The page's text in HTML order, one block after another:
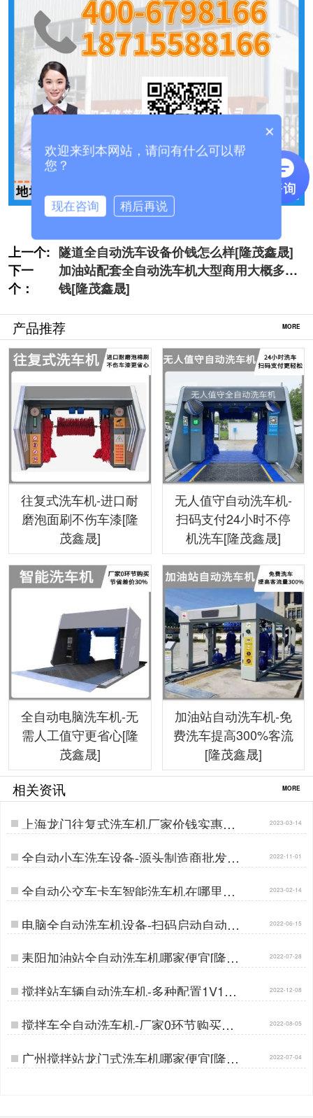
上一个: 隧道全自动洗车设备价钱怎么样[隆茂鑫晟]
下一
个：
加油站配套全自动洗车机大型商用大概多少
钱[隆茂鑫晟]
产品推荐 MORE
往复式洗车机-进口耐
磨泡面刷不伤车漆[隆
茂鑫晟]
无人值守自动洗车机-
扫码支付24小时不停
机洗车[隆茂鑫晟]
全自动电脑洗车机-无
需人工值守更省心[隆
茂鑫晟]
加油站自动洗车机-免
费洗车提高300%客流
[隆茂鑫晟]
相关资讯 MORE
上海龙门往复式洗车机厂家价钱实惠吗
[隆茂鑫晟]…
2023-03-14
全自动小车洗车设备-源头制造商批发价
[隆茂鑫晟]…
2022-11-01
全自动公交车卡车智能洗车机在哪里购
买[隆茂鑫晟]…
2023-02-14
电脑全自动洗车机设备-扫码启动自动清
洗[隆茂鑫晟]…
2022-06-15
耒阳加油站全自动洗车机哪家便宜[隆茂
鑫晟]…
2022-07-28
搅拌站车辆自动洗车机-多种配置1V1定
制[隆茂鑫晟]…
2022-12-08
搅拌车全自动洗车机-厂家0环节购买节
省差价30%[隆茂鑫晟]…
2022-08-05
广州搅拌站龙门式洗车机哪家便宜[隆茂
鑫晟]…
2022-07-04
×
欢迎来到本网站，请问有什么可以帮
您？
现在咨询 稍后再说